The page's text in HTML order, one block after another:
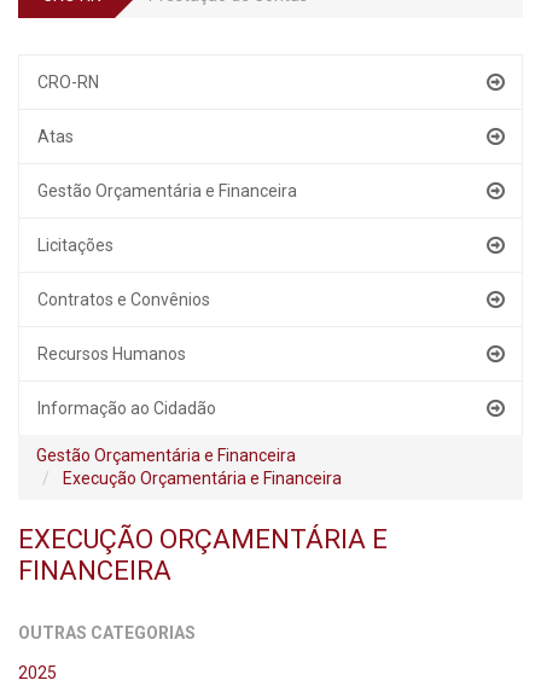
CRO-RN
Atas
Gestão Orçamentária e Financeira
Licitações
Contratos e Convênios
Recursos Humanos
Informação ao Cidadão
Gestão Orçamentária e Financeira
Execução Orçamentária e Financeira
EXECUÇÃO ORÇAMENTÁRIA E
FINANCEIRA
OUTRAS CATEGORIAS
2025